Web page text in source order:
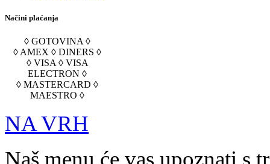
Načini plaćanja
◊ GOTOVINA ◊
◊ AMEX ◊ DINERS ◊
◊ VISA ◊ VISA
ELECTRON ◊
◊ MASTERCARD ◊
MAESTRO ◊
NA VRH
Naš menu će vas upoznati s